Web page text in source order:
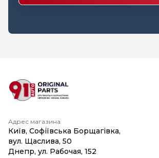
Адрес магазина
Київ, Софіївська Борщагівка,
вул. Щаслива, 50
Днепр, ул. Рабочая, 152